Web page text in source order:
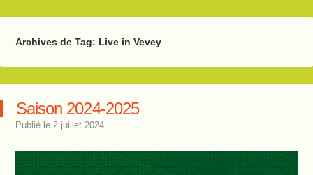
Archives de Tag: Live in Vevey
Saison 2024-2025
Publié le 2 juillet 2024